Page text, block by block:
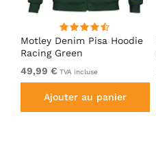
Motley Denim Pisa Hoodie
Racing Green
49,99 € TVA incluse
Ajouter au panier